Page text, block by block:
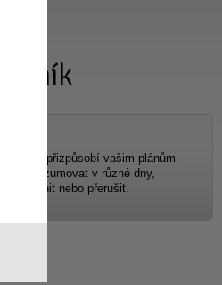
dieta se přizpůsobí vašim plánům.
ji konzumovat v různé dny,
změnit nebo přerušit.